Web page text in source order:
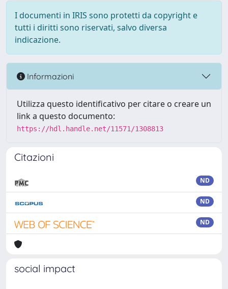
I documenti in IRIS sono protetti da copyright e
tutti i diritti sono riservati, salvo diversa
indicazione.
Informazioni
Utilizza questo identificativo per citare o creare un
link a questo documento:
https://hdl.handle.net/11571/1308813
Citazioni
ND
ND
ND
social impact